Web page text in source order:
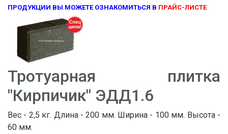
ПРОДУКЦИИ ВЫ МОЖЕТЕ ОЗНАКОМИТЬСЯ В ПРАЙС-ЛИСТЕ
Тротуарная плитка
"Кирпичик" ЭДД1.6
Вес - 2,5 кг. Длина - 200 мм. Ширина - 100 мм. Высота -
60 мм.